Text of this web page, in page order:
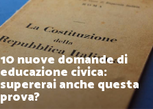
10 nuove domande di
educazione civica:
supererai anche questa
prova?